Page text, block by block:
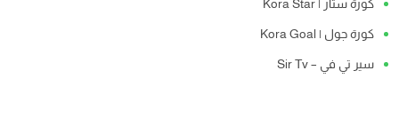
كورة ستار | Kora Star
كورة جول | Kora Goal
سير تي في – Sir Tv